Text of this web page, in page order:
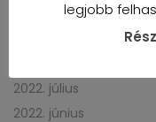
2022. október
2022. július
2022. június
legjobb